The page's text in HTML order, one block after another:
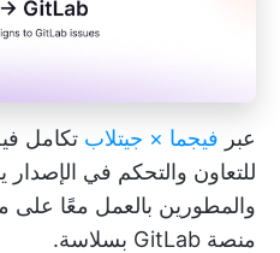
عبر فيجما × جيتلاب
للتعاون والتحكم في
والمطورين بالعمل معًا على
منصة GitLab بسلاسة.